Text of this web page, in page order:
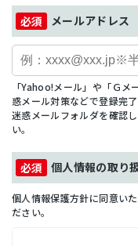
メールアドレス
「Yahoo!メール」や「Ｇ
惑メール対策などで登録完
迷惑メールフォルダを確認
い。
個人情報の取り
個人情報保護方針に同意い
ださい。